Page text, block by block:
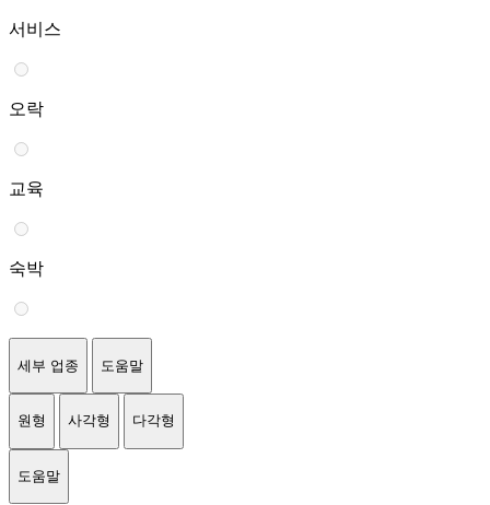
서비스
오락
교육
숙박
세부 업종 도움말
원형 사각형 다각형
도움말